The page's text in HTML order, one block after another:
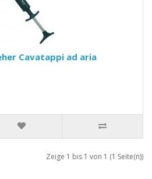
Cavatappi ad aria
Zeige 1 bis 1 von 1 (1 Seite(n))